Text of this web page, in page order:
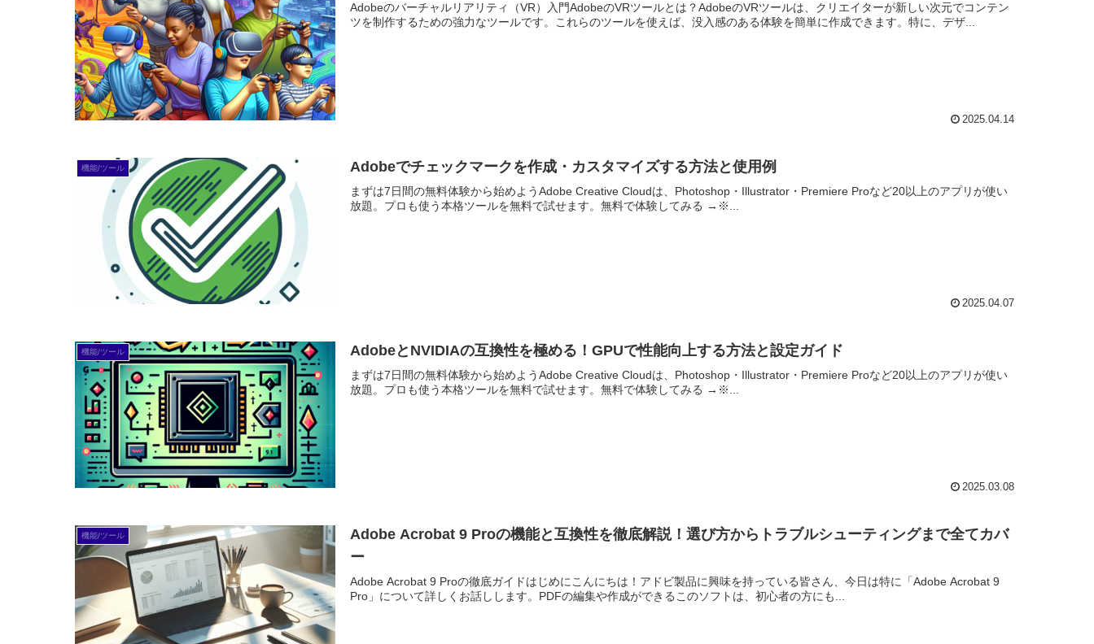
Adobeのバーチャルリアリティ（VR）入門AdobeのVRツールとは？AdobeのVRツールは、クリエイターが新しい次元でコンテン
ツを制作するための強力なツールです。これらのツールを使えば、没入感のある体験を簡単に作成できます。特に、デザ...
2025.04.14
機能/ツール Adobeでチェックマークを作成・カスタマイズする方法と使用例
まずは7日間の無料体験から始めようAdobe Creative Cloudは、Photoshop・Illustrator・Premiere Proなど20以上のアプリが使い
放題。プロも使う本格ツールを無料で試せます。無料で体験してみる →※...
2025.04.07
機能/ツール AdobeとNVIDIAの互換性を極める！GPUで性能向上する方法と設定ガイド
まずは7日間の無料体験から始めようAdobe Creative Cloudは、Photoshop・Illustrator・Premiere Proなど20以上のアプリが使い
放題。プロも使う本格ツールを無料で試せます。無料で体験してみる →※...
2025.03.08
機能/ツール
Adobe Acrobat 9 Proの機能と互換性を徹底解説！選び方からトラブルシューティングまで全てカバ
ー
Adobe Acrobat 9 Proの徹底ガイドはじめにこんにちは！アドビ製品に興味を持っている皆さん、今日は特に「Adobe Acrobat 9
Pro」について詳しくお話しします。PDFの編集や作成ができるこのソフトは、初心者の方にも...